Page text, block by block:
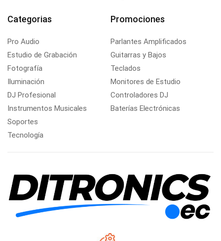
Categorias
Pro Audio
Estudio de Grabación
Fotografía
Iluminación
DJ Profesional
Instrumentos Musicales
Soportes
Tecnología
Promociones
Parlantes Amplificados
Guitarras y Bajos
Teclados
Monitores de Estudio
Controladores DJ
Baterías Electrónicas